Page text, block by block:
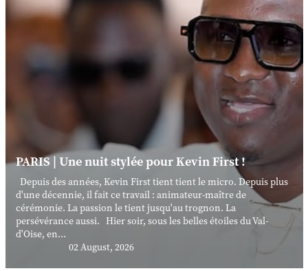
PARIS | Une nuit stylée pour Kevin First !
Depuis des années, Kevin First tient tient le micro. Depuis plus
d'une décennie, il fait ce travail : animateur-maître de
cérémonie. La passion le tient jusqu'au trognon. La
persévérance aussi. Hier soir, sous les belles étoiles du Val-
d'Oise, en...
02 August, 2026